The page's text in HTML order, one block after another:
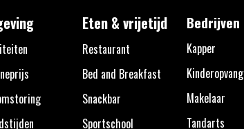
Eten & vrijetijd
Restaurant
Bed and Breakfast
Snackbar
Sportschool
Bedrijven
Kapper
Kinderopvang
Makelaar
Tandarts